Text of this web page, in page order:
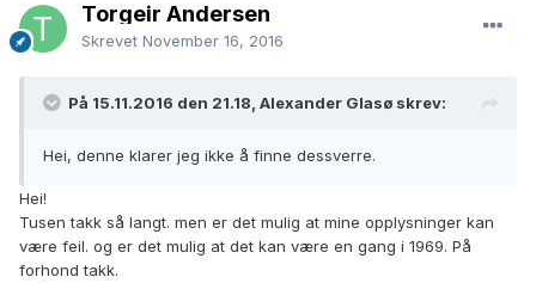
Torgeir Andersen
Skrevet November 16, 2016
På 15.11.2016 den 21.18, Alexander Glasø skrev:
Hei, denne klarer jeg ikke å finne dessverre.
Hei!
Tusen takk så langt. men er det mulig at mine opplysninger kan
være feil. og er det mulig at det kan være en gang i 1969. På
forhond takk.